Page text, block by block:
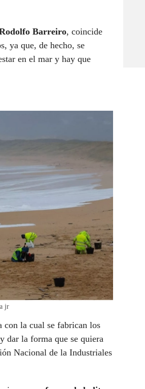
Barreiro, coincide
ya que, de hecho, se
en el mar y hay que
jr
con la cual se fabrican los
y dar la forma que se quiera
Nacional de la Industriales